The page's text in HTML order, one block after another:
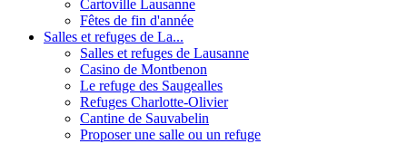
Cartoville Lausanne
Fêtes de fin d'année
Salles et refuges de La...
Salles et refuges de Lausanne
Casino de Montbenon
Le refuge des Saugealles
Refuges Charlotte-Olivier
Cantine de Sauvabelin
Proposer une salle ou un refuge